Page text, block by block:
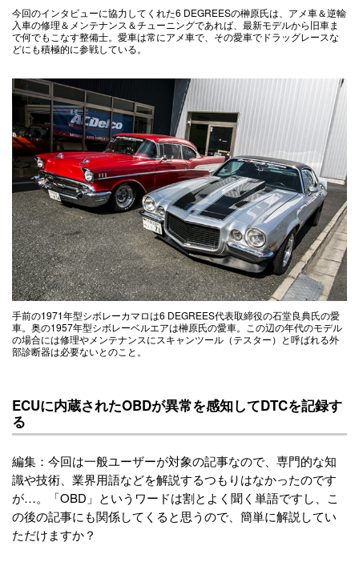
今回のインタビューに協力してくれた6 DEGREESの榊原氏は、アメ車＆逆輸
入車の修理＆メンテナンス＆チューニングであれば、最新モデルから旧車ま
で何でもこなす整備士。愛車は常にアメ車で、その愛車でドラッグレースな
どにも積極的に参戦している。
手前の1971年型シボレーカマロは6 DEGREES代表取締役の石堂良典氏の愛
車。奥の1957年型シボレーベルエアは榊原氏の愛車。この辺の年代のモデル
の場合には修理やメンテナンスにスキャンツール（テスター）と呼ばれる外
部診断器は必要ないとのこと。
ECUに内蔵されたOBDが異常を感知してDTCを記録す
る
編集：今回は一般ユーザーが対象の記事なので、専門的な知
識や技術、業界用語などを解説するつもりはなかったのです
が…。「OBD」というワードは割とよく聞く単語ですし、こ
の後の記事にも関係してくると思うので、簡単に解説してい
ただけますか？